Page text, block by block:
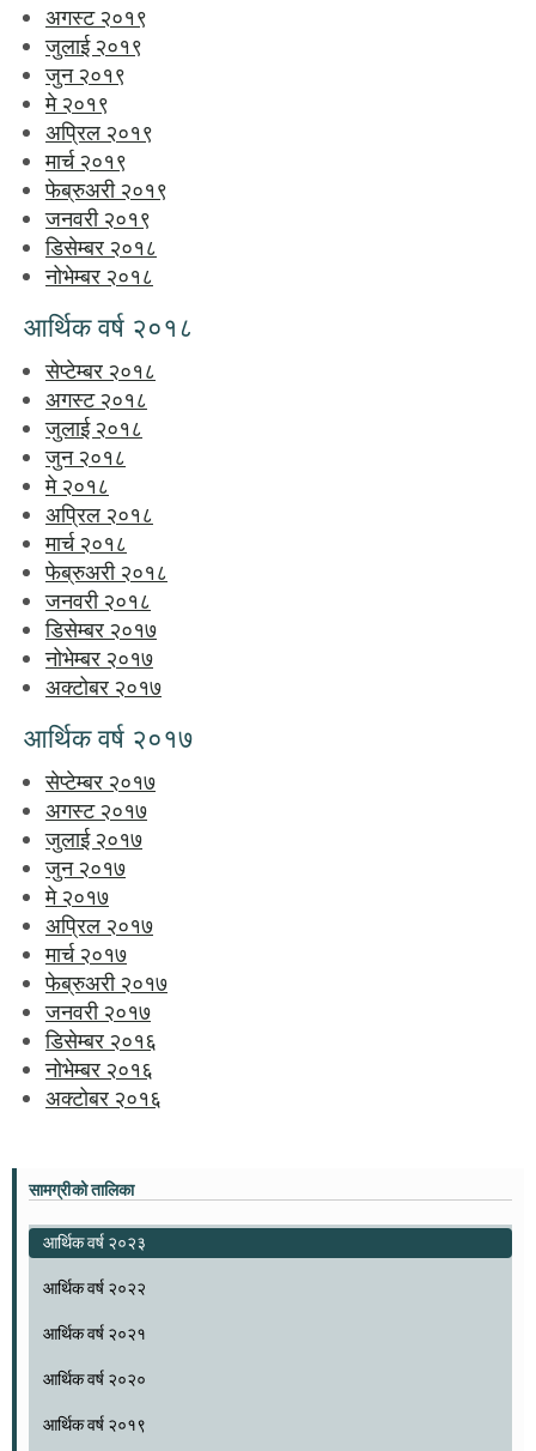
अगस्ट २०१९
जुलाई २०१९
जुन २०१९
मे २०१९
अप्रिल २०१९
मार्च २०१९
फेब्रुअरी २०१९
जनवरी २०१९
डिसेम्बर २०१८
नोभेम्बर २०१८
आर्थिक वर्ष २०१८
सेप्टेम्बर २०१८
अगस्ट २०१८
जुलाई २०१८
जुन २०१८
मे २०१८
अप्रिल २०१८
मार्च २०१८
फेब्रुअरी २०१८
जनवरी २०१८
डिसेम्बर २०१७
नोभेम्बर २०१७
अक्टोबर २०१७
आर्थिक वर्ष २०१७
सेप्टेम्बर २०१७
अगस्ट २०१७
जुलाई २०१७
जुन २०१७
मे २०१७
अप्रिल २०१७
मार्च २०१७
फेब्रुअरी २०१७
जनवरी २०१७
डिसेम्बर २०१६
नोभेम्बर २०१६
अक्टोबर २०१६
सामग्रीको तालिका
आर्थिक वर्ष २०२३
आर्थिक वर्ष २०२२
आर्थिक वर्ष २०२१
आर्थिक वर्ष २०२०
आर्थिक वर्ष २०१९